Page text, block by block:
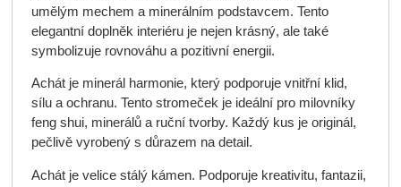
umělým mechem a minerálním podstavcem. Tento
elegantní doplněk interiéru je nejen krásný, ale také
symbolizuje rovnováhu a pozitivní energii.
Achát je minerál harmonie, který podporuje vnitřní klid,
sílu a ochranu. Tento stromeček je ideální pro milovníky
feng shui, minerálů a ruční tvorby. Každý kus je originál,
pečlivě vyrobený s důrazem na detail.
Achát je velice stálý kámen. Podporuje kreativitu, fantazii,